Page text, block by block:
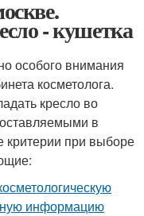
- кушетка
особого внимания
косметолога.
кресло во
в
критерии при выборе
информацию